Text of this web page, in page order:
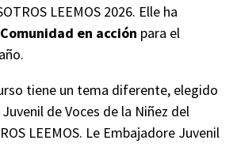
LEEMOS 2026. Elle ha
Comunidad en acción para el
tiene un tema diferente, elegido
de Voces de la Niñez del
LEEMOS. Le Embajadore Juvenil